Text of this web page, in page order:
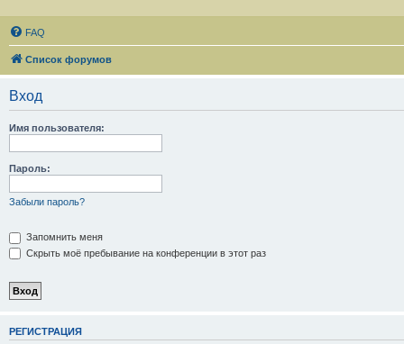
FAQ
Список форумов
Вход
Имя пользователя:
Пароль:
Забыли пароль?
Запомнить меня
Скрыть моё пребывание на конференции в этот раз
РЕГИСТРАЦИЯ